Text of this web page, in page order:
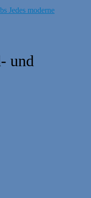
Jedes moderne
und